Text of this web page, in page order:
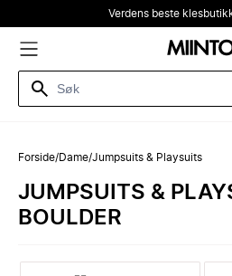
Verdens beste
Forside/Dame/Jumpsuits & Playsuits
JUMPSUITS &
BOULDER